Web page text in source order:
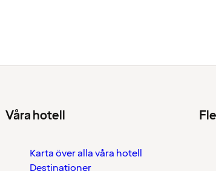
Våra hotell
Karta över alla våra hotell
Destinationer